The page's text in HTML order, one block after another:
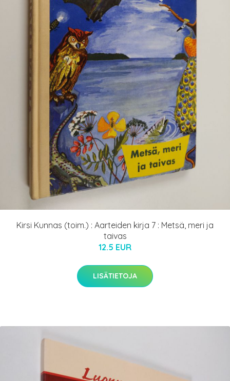
Kirsi Kunnas (toim.) : Aarteiden kirja 7 : Metsä, meri ja
taivas
12.5 EUR
LISÄTIETOJA